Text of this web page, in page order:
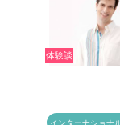
体験談
インターナショナ